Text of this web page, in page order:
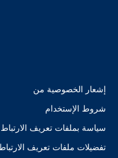
إشعار الخصوصية من
شروط الإستخدام
سياسة بملفات تعريف الارتباط
تفضيلات ملفات تعريف الارتباط